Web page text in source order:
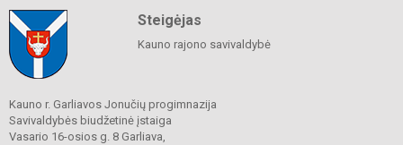
Steigėjas
Kauno rajono savivaldybė
Kauno r. Garliavos Jonučių progimnazija
Savivaldybės biudžetinė įstaiga
Vasario 16-osios g. 8 Garliava,